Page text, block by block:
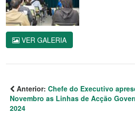
VER GALERIA
Anterior: Chefe do Executivo
Novembro as Linhas de Acção
2024